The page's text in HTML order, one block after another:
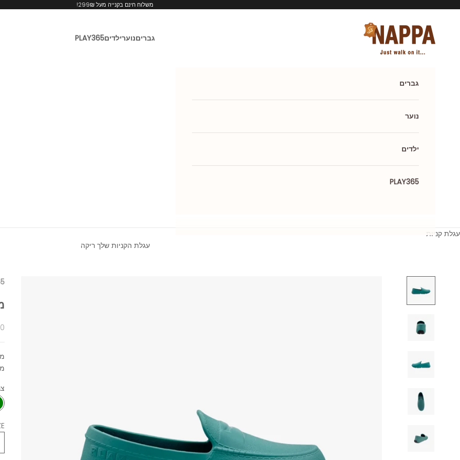
משלוח חינם בקנייה מעל 299₪!
Nappa shoes
גבריםנוערילדיםPLAY365
גברים
נוער
ילדים
PLAY365
עגלת קניות
עגלת הקניות שלך ריקה